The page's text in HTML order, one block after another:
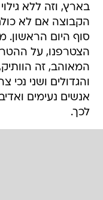
בארץ, וזה ללא
הקבוצה אם לא
סוף היום הראשון.
הצטרפנו, על
המאוהב, זה
והגדולים ושני נכי
אנשים נעימים
לכך.